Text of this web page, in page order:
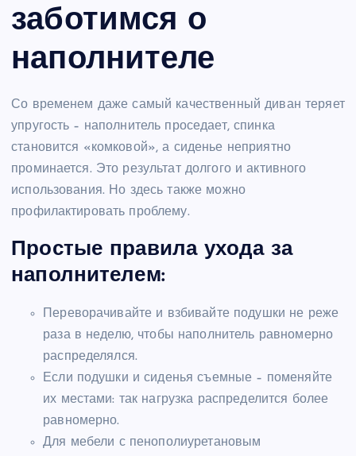
заботимся о
наполнителе
Со временем даже самый качественный диван теряет
упругость – наполнитель проседает, спинка
становится «комковой», а сиденье неприятно
проминается. Это результат долгого и активного
использования. Но здесь также можно
профилактировать проблему.
Простые правила ухода за
наполнителем:
Переворачивайте и взбивайте подушки не реже
раза в неделю, чтобы наполнитель равномерно
распределялся.
Если подушки и сиденья съемные – поменяйте
их местами: так нагрузка распределится более
равномерно.
Для мебели с пенополиуретановым